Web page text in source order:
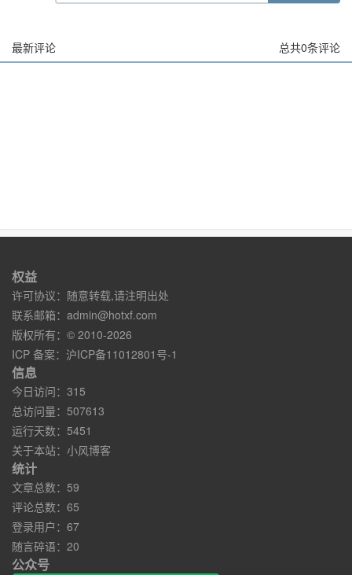
最新评论 总共0条评论
权益
许可协议：随意转载,请注明出处
联系邮箱： admin@hotxf.com
版权所有：© 2010-2026
ICP 备案： 沪ICP备11012801号-1
信息
今日访问：315
总访问量：507613
运行天数：5451
关于本站： 小风博客
统计
文章总数：59
评论总数：65
登录用户：67
随言碎语：20
公众号